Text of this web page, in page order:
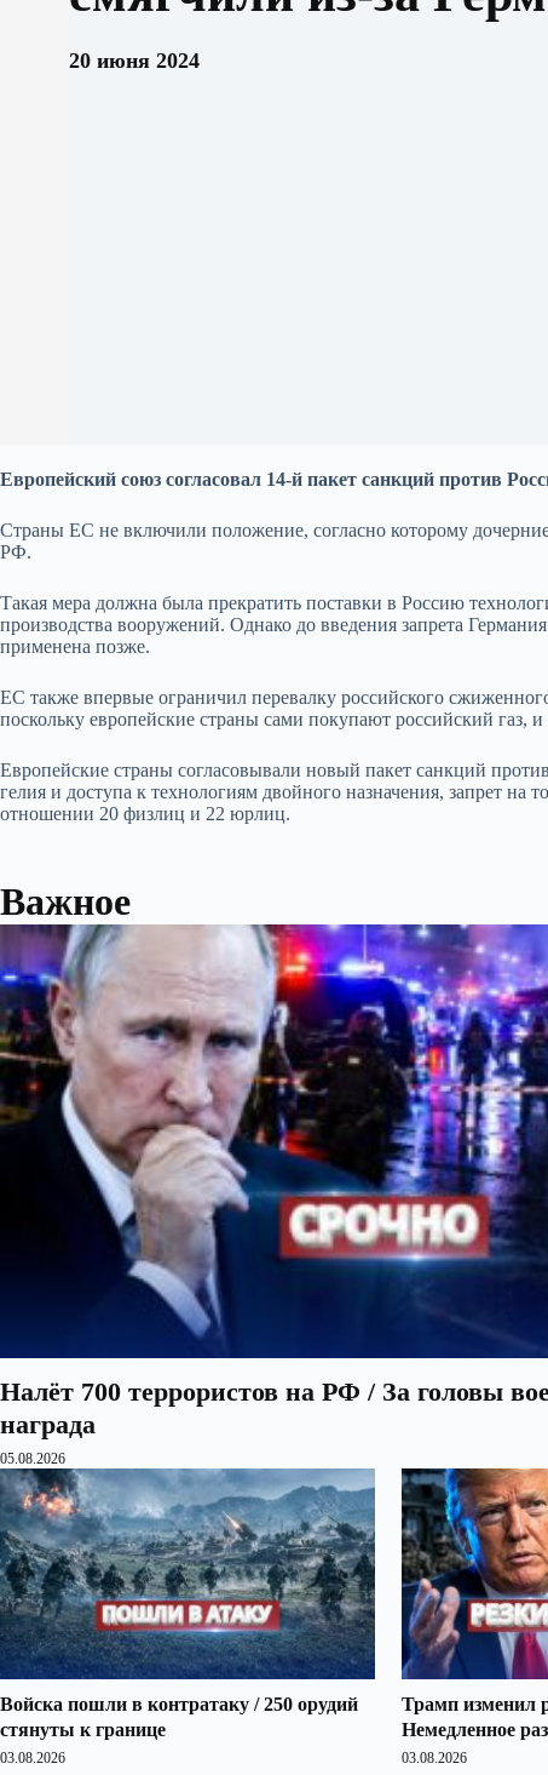
20 июня 2024
Европейский союз согласовал 14-й пакет санкций против
Страны ЕС не включили положение, согласно которому
РФ.
Такая мера должна была прекратить поставки в Россию
производства вооружений. Однако до введения запрета
применена позже.
ЕС также впервые ограничил перевалку российского
поскольку европейские страны сами покупают российский газ,
Европейские страны согласовывали новый пакет санкций
гелия и доступа к технологиям двойного назначения, запрет
отношении 20 физлиц и 22 юрлиц.
Важное
Налёт 700 террористов на РФ / За головы
награда
05.08.2026
Войска пошли в контратаку / 250 орудий
стянуты к границе
03.08.2026
Трамп изменил
Немедленное
03.08.2026